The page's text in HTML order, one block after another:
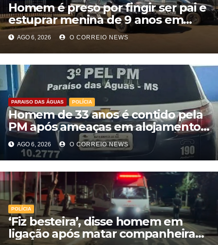
Homem é preso por fingir ser pai e
estuprar menina de 9 anos em
Aparecida do Taboado
AGO 6, 2026 O CORREIO NEWS
PARAISO DAS ÁGUAS POLÍCIA
Homem de 33 anos é contido pela
PM após ameaças em alojamento
de empresa em Paraíso das Águas
AGO 6, 2026 O CORREIO NEWS
POLÍCIA
‘Fiz besteira’, disse homem em
ligação após matar companheira